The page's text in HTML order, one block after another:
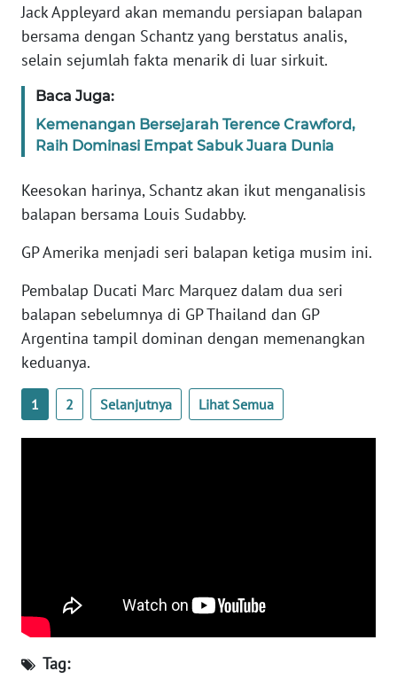
Jack Appleyard akan memandu persiapan balapan
bersama dengan Schantz yang berstatus analis,
selain sejumlah fakta menarik di luar sirkuit.
Baca Juga:
Kemenangan Bersejarah Terence Crawford,
Raih Dominasi Empat Sabuk Juara Dunia
Keesokan harinya, Schantz akan ikut menganalisis
balapan bersama Louis Sudabby.
GP Amerika menjadi seri balapan ketiga musim ini.
Pembalap Ducati Marc Marquez dalam dua seri
balapan sebelumnya di GP Thailand dan GP
Argentina tampil dominan dengan memenangkan
keduanya.
1 2 Selanjutnya Lihat Semua
Tag:
TAMBANG
NEWS
JURNAL
MARITIM
BERKAT
ANUGERAH
NEWS
AKHLAK
KONTAK
KAMI